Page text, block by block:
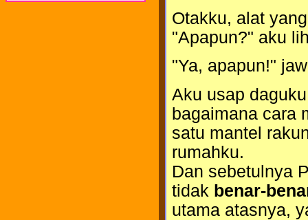
Otakku, alat
"Apapun?" aku
"Ya, apapun!"
Aku usap
bagaimana cara
satu mantel
rumahku.
Dan sebetulnya
tidak benar-
utama atasnya,